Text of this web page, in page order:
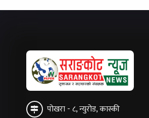
पोखरा - ८, न्युरोड, कास्की